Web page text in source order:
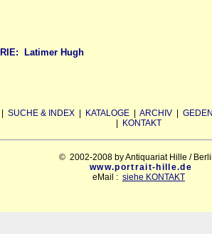
Latimer Hugh
SUCHE & INDEX KATALOGE ARCHIV
KONTAKT
© 2002-2008 by Antiquariat Hille /
www.portrait-hille.de
eMail : siehe KONTAKT